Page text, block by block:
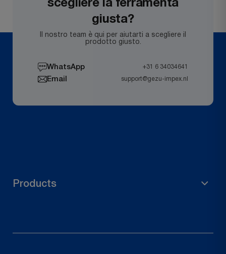
scegliere la ferramenta
giusta?
Il nostro team è qui per aiutarti a scegliere il
prodotto giusto.
WhatsApp +31 6 34034641
Email support@gezu-impex.nl
Products
Materiale per impalcature